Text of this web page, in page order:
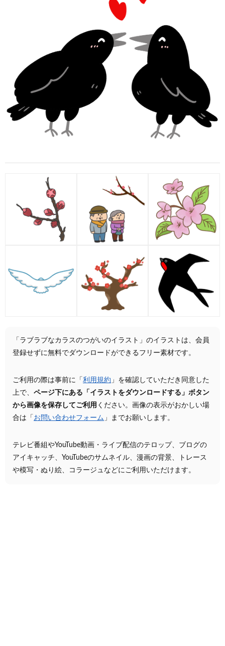
「ラブラブなカラスのつがいのイラスト」のイラストは、会員
登録せずに無料でダウンロードができるフリー素材です。
ご利用の際は事前に「 利用規約 」を確認していただき同意した
上で、 ページ下にある「イラストをダウンロードする」ボタン
から画像を保存してご利用 ください。画像の表示がおかしい場
合は「 お問い合わせフォーム 」までお願いします。
テレビ番組やYouTube動画・ライブ配信のテロップ、ブログの
アイキャッチ、YouTubeのサムネイル、漫画の背景、トレース
や模写・ぬり絵、コラージュなどにご利用いただけます。